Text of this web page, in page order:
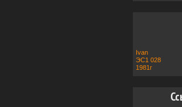
Ivan
ЭС1 028
1981г